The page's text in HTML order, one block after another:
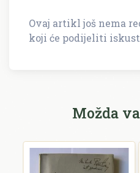
Napišite
Ovaj artikl još nema
koji će podijeliti
Možda